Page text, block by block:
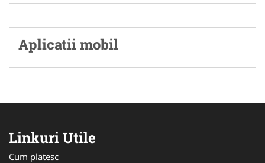
Aplicatii mobil
Linkuri Utile
Cum platesc